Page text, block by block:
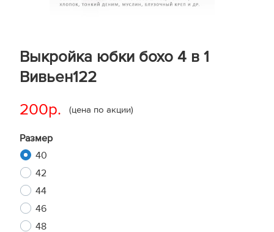
Выкройка юбки бохо 4 в 1
Вивьен122
200р. (цена по акции)
Размер
40
42
44
46
48